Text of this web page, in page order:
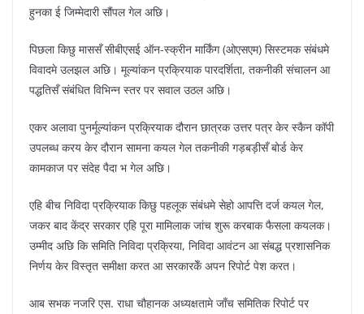
हुनका ई जिम्मेदारी सौंपल गेल अछि।
पिछला किछु माससँ सीबीएसई ऑन-स्क्रीन मार्किंग (ओएसएम) सिस्टमक संबंधमे
विवादमे उलझल अछि। मूल्यांकन प्रक्रियाक पारदर्शिता, तकनीकी संचालन आ
पद्धतिसँ संबंधित विभिन्न स्तर पर सवाल उठल अछि।
एकर अलावा पुनर्मूल्यांकन प्रक्रियाक दौरान छात्रक उत्तर पत्र केर स्कैन कॉपी
उपलब्ध करय केर दौरान सामना कयल गेल तकनीकी गड़बड़ीसँ बोर्ड केर
कामकाज पर संदेह पैदा भ गेल अछि।
एहि बीच निविदा प्रक्रियाक किछु पहलूक संबंधमे सेहो आपत्ति दर्ज कयल गेल,
जकर बाद केंद्र सरकार एहि पूरा मामिलाक जांच शुरू करबाक फैसला कयलक।
उम्मीद अछि कि समिति निविदा प्रक्रिया, निविदा आवंटन आ संबद्ध प्रशासनिक
निर्णय केर विस्तृत समीक्षा करत आ सरकारकेँ अपन रिपोर्ट पेश करत।
आब सभक नजरि एस. राधा चौहानक अध्यक्षतामे जाँच समितिक रिपोर्ट पर